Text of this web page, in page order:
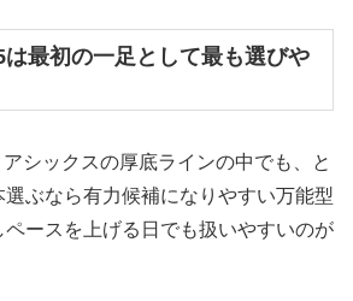
最初の一足として最も選びや
アシックスの厚底ラインの中でも、と
選ぶなら有力候補になりやすい万能型
ースを上げる日でも扱いやすいのが